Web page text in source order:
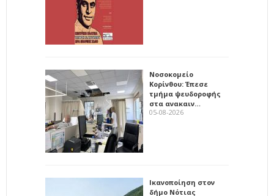
Νοσοκομείο
Κορίνθου: Έπεσε
τμήμα ψευδοροφής
στα ανακαιν…
05-08-2026
Ικανοποίηση στον
δήμο Νότιας